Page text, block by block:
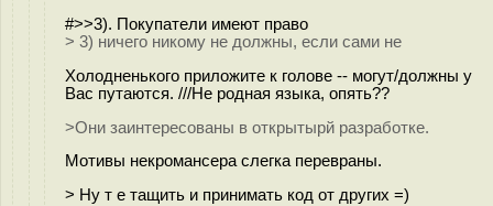
#>>3). Покупатели имеют право
> 3) ничего никому не должны, если сами не
Холодненького приложите к голове -- могут/должны у
Вас путаются. ///Не родная языка, опять??
>Они заинтересованы в открытырй разработке.
Мотивы некромансера слегка перевраны.
> Ну т е тащить и принимать код от других =)